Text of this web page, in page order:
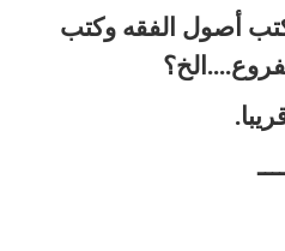
أصول الفقه وكتب